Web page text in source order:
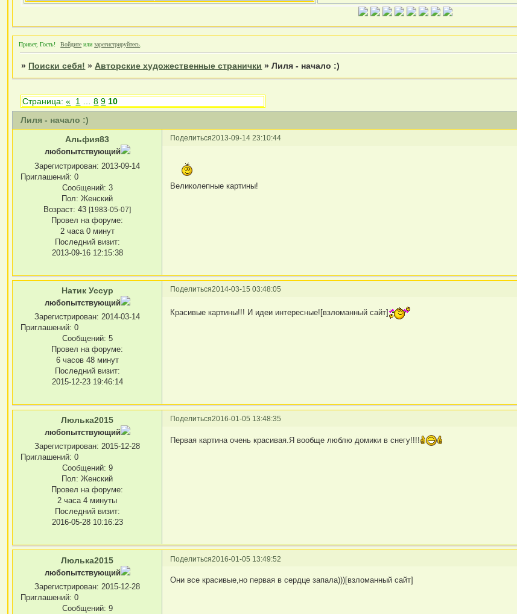
Привет, Гость! Войдите илизарегистрируйтесь
» Поиски себя! »Авторские художественные странички »Лиля - начало :)
Лиля - начало :)
Страница:« 1 8 9 10
Поделиться2013-09-14 23:10:44
Альфия83
любопытствующий
Зарегистрирован: 2013-09-14
Приглашений: 0
Сообщений: 3
Пол: Женский
Возраст: 43[1983-05-07]
Провел на форуме:
2 часа 0 минут
Последний визит:
2013-09-16 12:15:38
Великолепные картины!
Поделиться2014-03-15 03:48:05
Натик Уссур
любопытствующий
Зарегистрирован: 2014-03-14
Приглашений: 0
Сообщений: 5
Провел на форуме:
6 часов 48 минут
Последний визит:
2015-12-23 19:46:14
Красивые картины!!! И идеи интересные![взломанный сайт]
Поделиться2016-01-05 13:48:35
Люлька2015
любопытствующий
Зарегистрирован: 2015-12-28
Приглашений: 0
Сообщений: 9
Пол: Женский
Провел на форуме:
2 часа 4 минуты
Последний визит:
2016-05-28 10:16:23
Первая картина очень красивая.Я вообще люблю домики в снегу!!!!
Поделиться2016-01-05 13:49:52
Люлька2015
любопытствующий
Зарегистрирован: 2015-12-28
Приглашений: 0
Сообщений: 9
Они все красивые,но первая в сердце запала)))[взломанный сайт]